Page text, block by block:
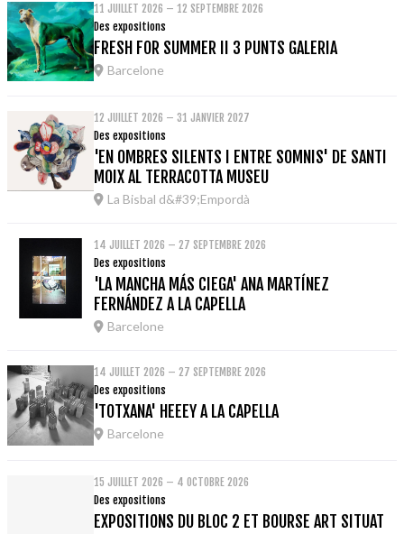
11 JUILLET 2026 – 12 SEPTEMBRE 2026
Des expositions
FRESH FOR SUMMER II 3 PUNTS GALERIA
Barcelone
12 JUILLET 2026 – 31 JANVIER 2027
Des expositions
'EN OMBRES SILENTS I ENTRE SOMNIS' DE SANTI
MOIX AL TERRACOTTA MUSEU
La Bisbal d&#39;Empordà
14 JUILLET 2026 – 27 SEPTEMBRE 2026
Des expositions
'LA MANCHA MÁS CIEGA' ANA MARTÍNEZ
FERNÁNDEZ A LA CAPELLA
Barcelone
14 JUILLET 2026 – 27 SEPTEMBRE 2026
Des expositions
'TOTXANA' HEEEY A LA CAPELLA
Barcelone
15 JUILLET 2026 – 4 OCTOBRE 2026
Des expositions
EXPOSITIONS DU BLOC 2 ET BOURSE ART SITUAT